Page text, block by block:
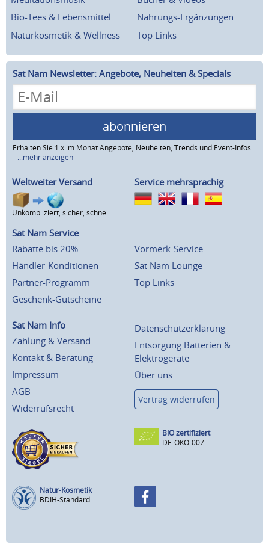
Bio-Tees & Lebensmittel
Nahrungs-Ergänzungen
Naturkosmetik & Wellness
Top Links
Sat Nam Newsletter: Angebote, Neuheiten & Specials
abonnieren
Erhalten Sie 1 x im Monat Angebote, Neuheiten, Trends und Event-Infos
...mehr anzeigen
Weltweiter Versand
Unkompliziert, sicher, schnell
Service mehrsprachig
Sat Nam Service
Rabatte bis 20%
Händler-Konditionen
Partner-Programm
Geschenk-Gutscheine
Vormerk-Service
Sat Nam Lounge
Top Links
Sat Nam Info
Zahlung & Versand
Kontakt & Beratung
Impressum
AGB
Widerrufsrecht
Datenschutzerklärung
Entsorgung Batterien &
Elektrogeräte
Über uns
Vertrag widerrufen
BIO zertifiziert
DE-ÖKO-007
Natur-Kosmetik
BDIH-Standard